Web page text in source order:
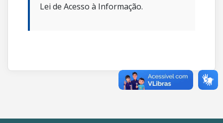
Lei de Acesso à Informação.